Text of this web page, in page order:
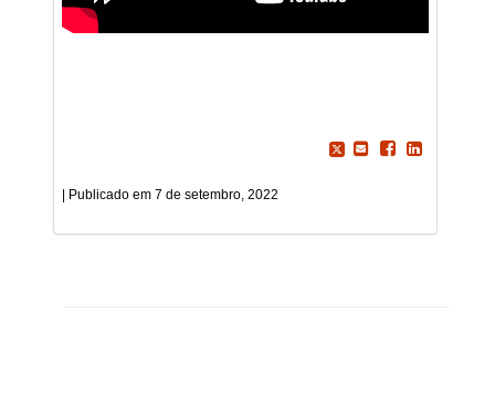
7 de setembro, 2022